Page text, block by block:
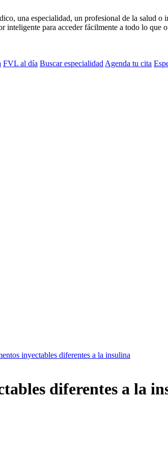
una especialidad, un profesional de la salud o
inteligente para acceder fácilmente a todo lo que
FVL al día Buscar especialidad Agenda tu cita
inyectables diferentes a la insulina
diferentes a la